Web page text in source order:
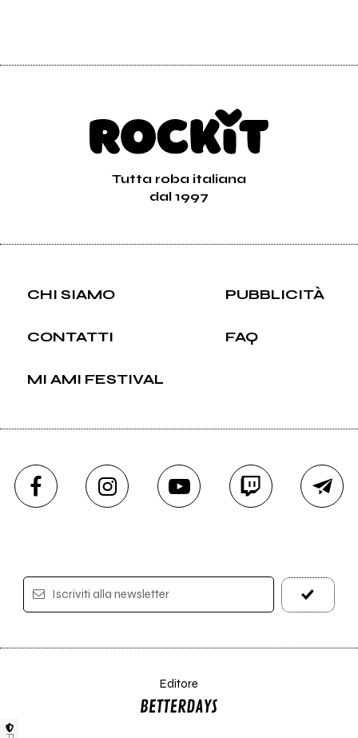
Tutta roba italiana
dal 1997
CHI SIAMO PUBBLICITÀ
CONTATTI FAQ
MI AMI FESTIVAL
Iscriviti alla newsletter
Editore